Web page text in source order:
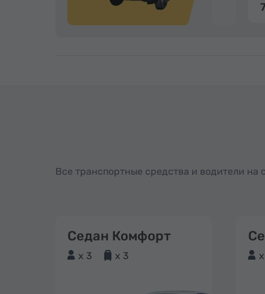
Все транспортные средства и водители
Седан Комфорт
x 3 x 3